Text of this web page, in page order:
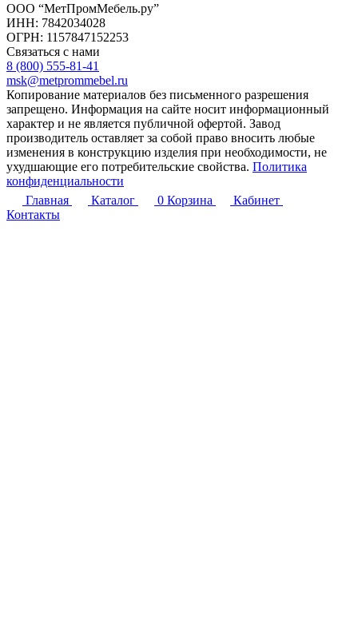
ООО “МетПромМебель.ру”
ИНН: 7842034028
ОГРН: 1157847152253
Связаться с нами
8 (800) 555-81-41
msk@metprommebel.ru
Копирование материалов без письменного разрешения
запрещено. Информация на сайте носит информационный
характер и не является публичной офертой. Завод
производитель оставляет за собой право вносить любые
изменения в конструкцию изделия при необходимости, не
ухудшающие его потребительские свойства. Политика
конфиденциальности
Главная
Каталог 0 Корзина
Кабинет
Контакты